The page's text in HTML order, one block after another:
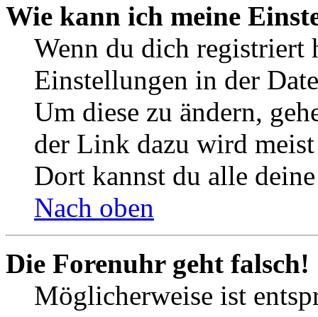
Wie kann ich meine
Wenn du dich registriert
Einstellungen in der
Um diese zu ändern,
der Link dazu wird
Dort kannst du alle
Nach oben
Die Forenuhr geht falsch!
Möglicherweise ist